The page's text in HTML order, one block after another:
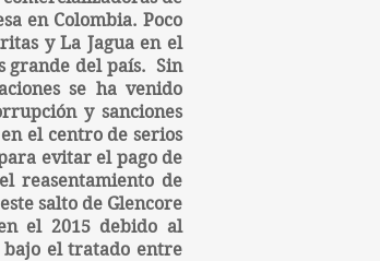
en Colombia. Poco
y La Jagua en el
grande del país. Sin
se ha venido
y sanciones
el centro de serios
evitar el pago de
reasentamiento de
salto de Glencore
el 2015 debido al
el tratado entre